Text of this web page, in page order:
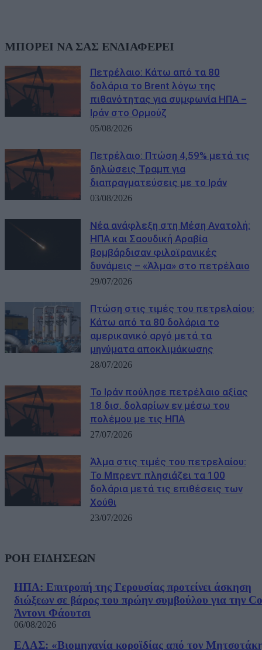
ΜΠΟΡΕΙ ΝΑ ΣΑΣ ΕΝΔΙΑΦΕΡΕΙ
Πετρέλαιο: Κάτω από τα 80
δολάρια το Brent λόγω της
πιθανότητας για συμφωνία ΗΠΑ –
Ιράν στο Ορμούζ
05/08/2026
Πετρέλαιο: Πτώση 4,59% μετά τις
δηλώσεις Τραμπ για
διαπραγματεύσεις με το Ιράν
03/08/2026
Νέα ανάφλεξη στη Μέση Ανατολή:
ΗΠΑ και Σαουδική Αραβία
βομβάρδισαν φιλοϊρανικές
δυνάμεις – «Άλμα» στο πετρέλαιο
29/07/2026
Πτώση στις τιμές του πετρελαίου:
Κάτω από τα 80 δολάρια το
αμερικανικό αργό μετά τα
μηνύματα αποκλιμάκωσης
28/07/2026
Το Ιράν πούλησε πετρέλαιο αξίας
18 δισ. δολαρίων εν μέσω του
πολέμου με τις ΗΠΑ
27/07/2026
Άλμα στις τιμές του πετρελαίου:
Το Μπρεντ πλησιάζει τα 100
δολάρια μετά τις επιθέσεις των
Χούθι
23/07/2026
ΡΟΗ ΕΙΔΗΣΕΩΝ
ΗΠΑ: Επιτροπή της Γερουσίας προτείνει άσκηση
διώξεων σε βάρος του πρώην συμβούλου για την
Άντονι Φάουτσι
06/08/2026
ΕΛΑΣ: «Βιομηχανία κοροϊδίας από τον